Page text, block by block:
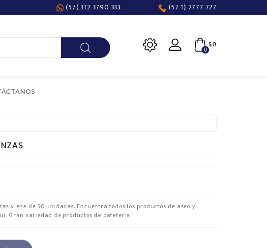
(57) 312 3790 333 (57 1) 2777 727
0$0
viene de 50 unidades. Encuentra todos los productos de aseo y
Gran variedad de productos de cafetería.